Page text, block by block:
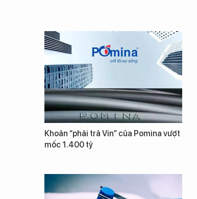
Khoản “phải trả Vin” của Pomina vượt
mốc 1.400 tỷ